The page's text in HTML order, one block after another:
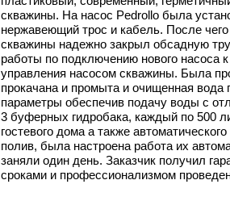
скважины. На насос Pedrollo была
нержавеющий трос и кабель. После
скважины надежно закрыл обсадную
работы по подключению нового насоса
управления насосом скважины. Была
прокачана и промыта и очищенная вода
параметры обеспечив подачу воды с
3 буферных гидробака, каждый по 500
гостевого дома а также
полив, была настроена работа их
заняли один день. Заказчик получил
сроками и профессионализмом